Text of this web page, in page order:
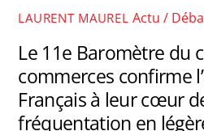
LAURENT MAUREL Actu /
Le 11e Baromètre du
commerces confirme
Français à leur cœur
fréquentation en